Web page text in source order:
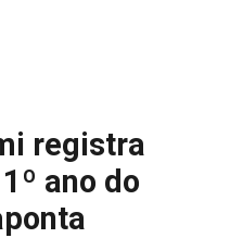
registra
ano do